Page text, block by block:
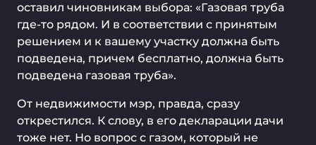
оставил чиновникам выбора: «Газовая труба
где-то рядом. И в соответствии с принятым
решением и к вашему участку должна быть
подведена, причем бесплатно, должна быть
подведена газовая труба».
От недвижимости мэр, правда, сразу
открестился. К слову, в его декларации дачи
тоже нет. Но вопрос с газом, который не